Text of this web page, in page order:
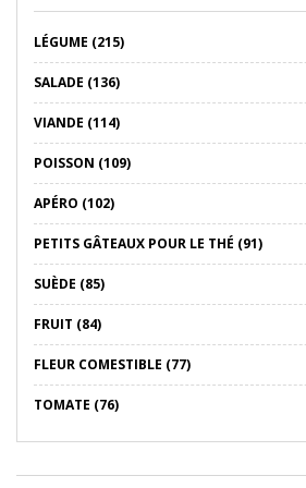
LÉGUME (215)
SALADE (136)
VIANDE (114)
POISSON (109)
APÉRO (102)
PETITS GÂTEAUX POUR LE THÉ (91)
SUÈDE (85)
FRUIT (84)
FLEUR COMESTIBLE (77)
TOMATE (76)